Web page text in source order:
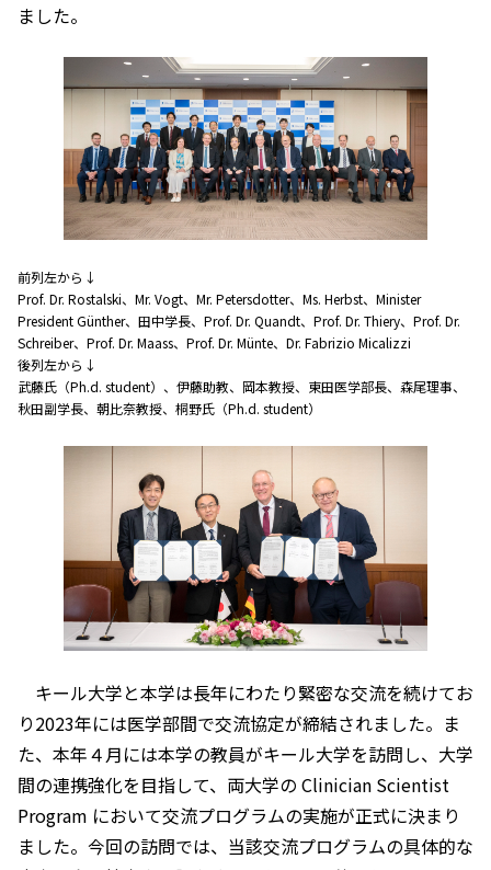
ました。
前列左から↓
Prof. Dr. Rostalski、Mr. Vogt、Mr. Petersdotter、Ms. Herbst、Minister
President Günther、田中学長、Prof. Dr. Quandt、Prof. Dr. Thiery、Prof. Dr.
Schreiber、Prof. Dr. Maass、Prof. Dr. Münte、Dr. Fabrizio Micalizzi
後列左から↓
武藤氏（Ph.d. student）、伊藤助教、岡本教授、東田医学部長、森尾理事、
秋田副学長、朝比奈教授、桐野氏（Ph.d. student）
キール大学と本学は長年にわたり緊密な交流を続けてお
り2023年には医学部間で交流協定が締結されました。ま
た、本年４月には本学の教員がキール大学を訪問し、大学
間の連携強化を目指して、両大学の Clinician Scientist
Program において交流プログラムの実施が正式に決まり
ました。今回の訪問では、当該交流プログラムの具体的な